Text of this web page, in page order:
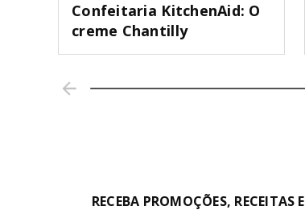
Confeitaria KitchenAid: O
creme Chantilly
RECEBA PROMOÇÕES, RECEITAS E